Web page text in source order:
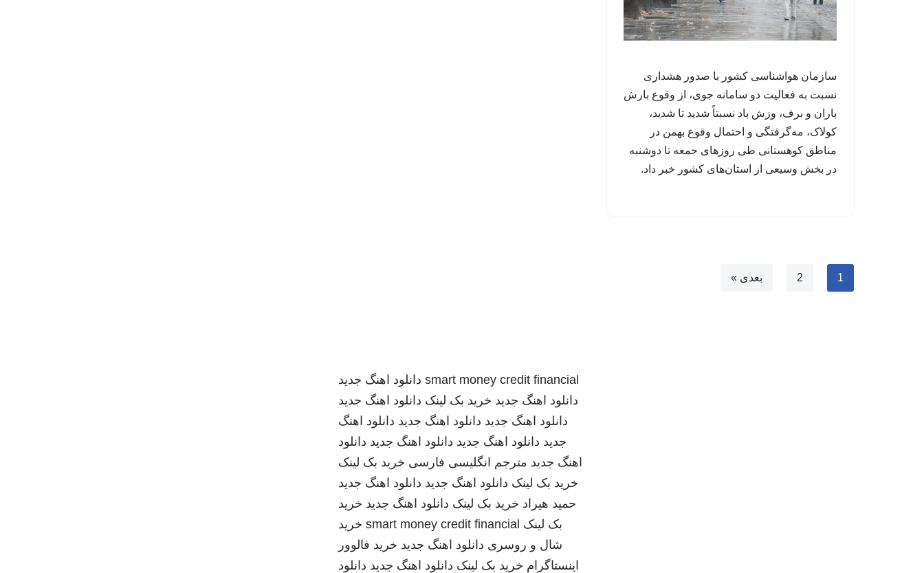
سازمان هواشناسی کشور با صدور هشداری
نسبت به فعالیت دو سامانه جوی، از وقوع بارش
باران و برف، وزش باد نسبتاً شدید تا شدید،
کولاک، مه‌گرفتگی و احتمال وقوع بهمن در
مناطق کوهستانی طی روزهای جمعه تا دوشنبه
در بخش وسیعی از استان‌های کشور خبر داد.
1
2 بعدی »
smart money credit financial دانلود اهنگ جدید
دانلود اهنگ جدید خرید بک لینک دانلود اهنگ جدید
دانلود اهنگ جدید دانلود اهنگ جدید دانلود اهنگ
جدید دانلود اهنگ جدید دانلود اهنگ جدید دانلود
اهنگ جدید مترجم انگلیسی فارسی خرید بک لینک
خرید بک لینک دانلود اهنگ جدید دانلود اهنگ جدید
حمید هیراد خرید بک لینک دانلود اهنگ جدید خرید
بک لینک smart money credit financial خرید
شال و روسری دانلود اهنگ جدید خرید فالوور
اینستاگرام خرید بک لینک دانلود اهنگ جدید دانلود